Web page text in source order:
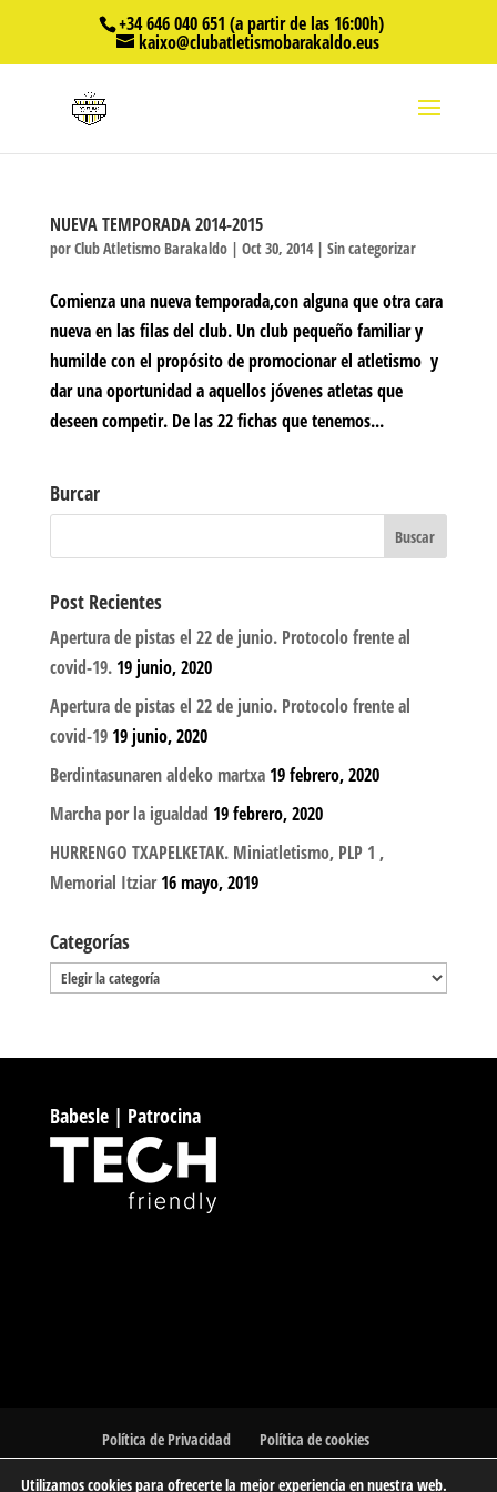
+34 646 040 651 (a partir de las 16:00h)
kaixo@clubatletismobarakaldo.eus
NUEVA TEMPORADA 2014-2015
porClub Atletismo Barakaldo| Oct 30, 2014| Sin categorizar
Comienza una nueva temporada,con alguna que otra cara
nueva en las filas del club. Un club pequeño familiar y
humilde con el propósito de promocionar el atletismo y
dar una oportunidad a aquellos jóvenes atletas que
deseen competir. De las 22 fichas que tenemos...
Burcar
Post Recientes
Apertura de pistas el 22 de junio. Protocolo frente al
covid-19. 19 junio, 2020
Apertura de pistas el 22 de junio. Protocolo frente al
covid-19 19 junio, 2020
Berdintasunaren aldeko martxa 19 febrero, 2020
Marcha por la igualdad 19 febrero, 2020
HURRENGO TXAPELKETAK. Miniatletismo, PLP 1 ,
Memorial Itziar 16 mayo, 2019
Categorías
Categorías
Babesle | Patrocina
Política de Privacidad Política de cookies
Utilizamos cookies para ofrecerte la mejor experiencia en nuestra web.